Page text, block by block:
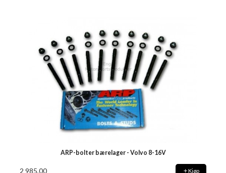
ARP-bolter bærelager - Volvo 8-16V
2 985,00 Kjøp